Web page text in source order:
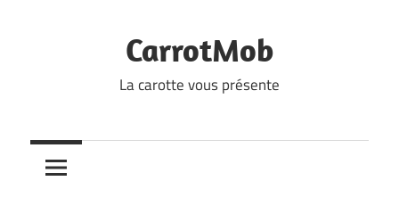
CarrotMob
La carotte vous présente